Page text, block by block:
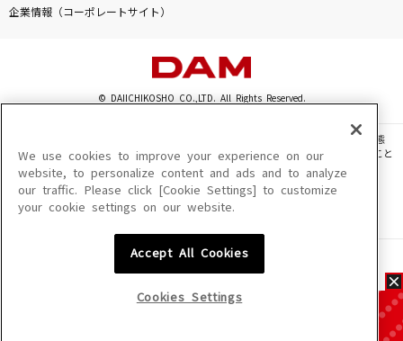
企業情報（コーポレートサイト）
© DAIICHIKOSHO CO.,LTD. All Rights Reserved.
このサイトに掲載されている一切の文章・画像・写真・動画・音声等を、手段や形態
を問わず、著作権法の定める範囲を超えて無断で複製、転載、ファイル化などすること
を禁じます。
楽曲及びコンテンツは、機種によりご利用いただけない場合があります。
楽曲及びコンテンツの配信日、配信内容が変更になる場合があります。
We use cookies to improve your experience on our
website, to personalize content and ads and to analyze
our traffic. Please click [Cookie Settings] to customize
your cookie settings on our website.
Accept All Cookies
Cookies Settings